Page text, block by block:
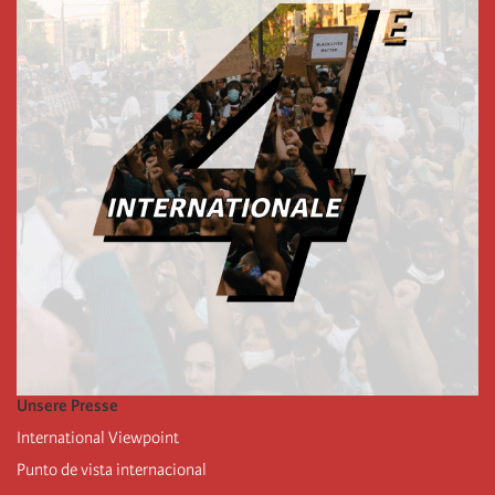
Unsere Presse
International Viewpoint
Punto de vista internacional